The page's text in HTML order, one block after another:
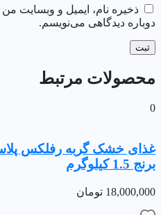
ذخیره نام، ایمیل و وبسایت
دوباره دیدگاهی می‌نویسم.
محصولات مرتبط
0
غذای خشک گربه رفلکس
برنج 1.5 کیلوگرم
18,000,000 تومان